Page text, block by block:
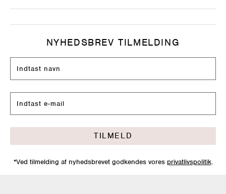
NYHEDSBREV TILMELDING
TILMELD
*Ved tilmelding af nyhedsbrevet godkendes vores privatlivspolitik.